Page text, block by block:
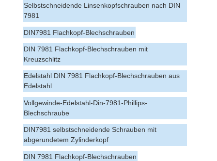
Selbstschneidende Linsenkopfschrauben nach DIN
7981
DIN7981 Flachkopf-Blechschrauben
DIN 7981 Flachkopf-Blechschrauben mit
Kreuzschlitz
Edelstahl DIN 7981 Flachkopf-Blechschrauben aus
Edelstahl
Vollgewinde-Edelstahl-Din-7981-Phillips-
Blechschraube
DIN7981 selbstschneidende Schrauben mit
abgerundetem Zylinderkopf
DIN 7981 Flachkopf-Blechschrauben